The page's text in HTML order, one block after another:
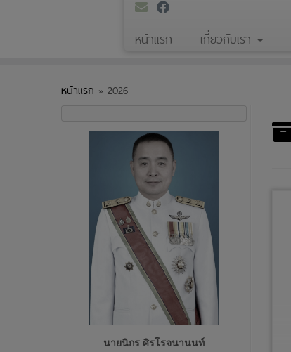
หน้าแรก เกี่ยวกับเรา
หน้าแรก » 2026
นายนิกร ศิรโรจนานนท์